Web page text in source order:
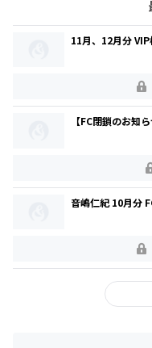
11月、12月分
【FC閉鎖のお知ら
音嶋仁紀 10月分